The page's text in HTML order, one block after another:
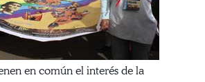
en común el interés de la